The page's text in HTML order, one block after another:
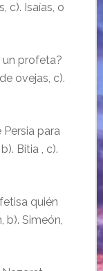
c). Isaías, o
un profeta?
ovejas, c).
Persia para
Bitia , c).
quién
b). Simeón,